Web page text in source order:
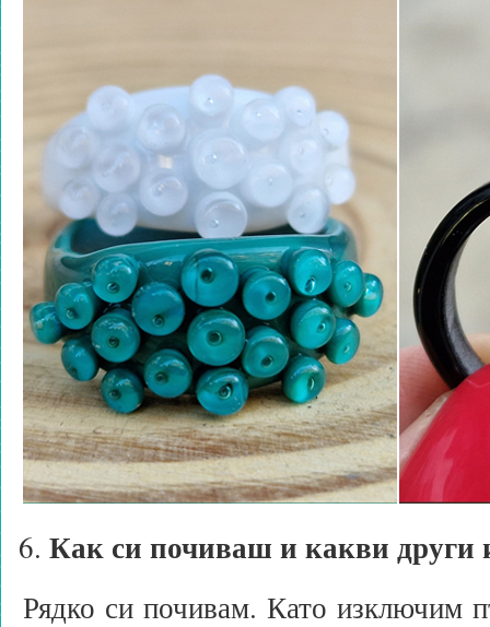
Как си почиваш и какви други
Рядко си почивам. Като изключим